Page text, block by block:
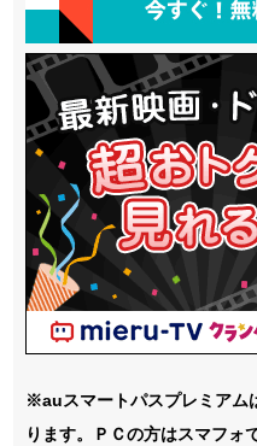
※auスマートパスプレミアム
ります。ＰＣの方はスマフォ